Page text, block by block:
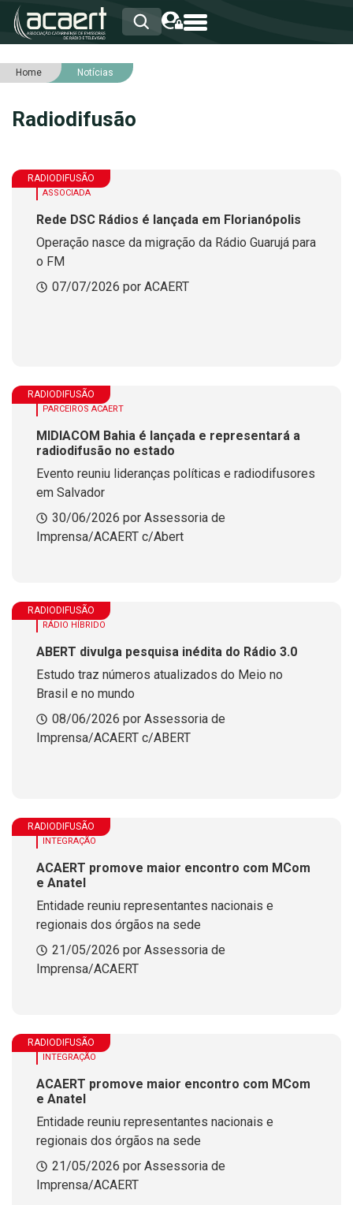
HOME
ASSOCIADOS
NOTÍCIAS
SERVIÇOS
Home Notícias
Radiodifusão
RADIODIFUSÃO
ASSOCIADA
Rede DSC Rádios é lançada em Florianópolis
Operação nasce da migração da Rádio Guarujá para
o FM
07/07/2026 por ACAERT
RADIODIFUSÃO
PARCEIROS ACAERT
MIDIACOM Bahia é lançada e representará a
radiodifusão no estado
Evento reuniu lideranças políticas e radiodifusores
em Salvador
30/06/2026 por Assessoria de
Imprensa/ACAERT c/Abert
RADIODIFUSÃO
RÁDIO HÍBRIDO
ABERT divulga pesquisa inédita do Rádio 3.0
Estudo traz números atualizados do Meio no
Brasil e no mundo
08/06/2026 por Assessoria de
Imprensa/ACAERT c/ABERT
RADIODIFUSÃO
INTEGRAÇÃO
ACAERT promove maior encontro com MCom
e Anatel
Entidade reuniu representantes nacionais e
regionais dos órgãos na sede
21/05/2026 por Assessoria de
Imprensa/ACAERT
RADIODIFUSÃO
INTEGRAÇÃO
ACAERT promove maior encontro com MCom
e Anatel
Entidade reuniu representantes nacionais e
regionais dos órgãos na sede
21/05/2026 por Assessoria de
Imprensa/ACAERT